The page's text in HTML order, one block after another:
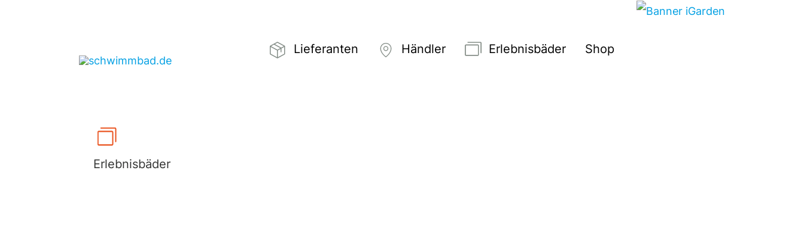
Lieferanten Händler Erlebnisbäder Shop
Erlebnisbäder